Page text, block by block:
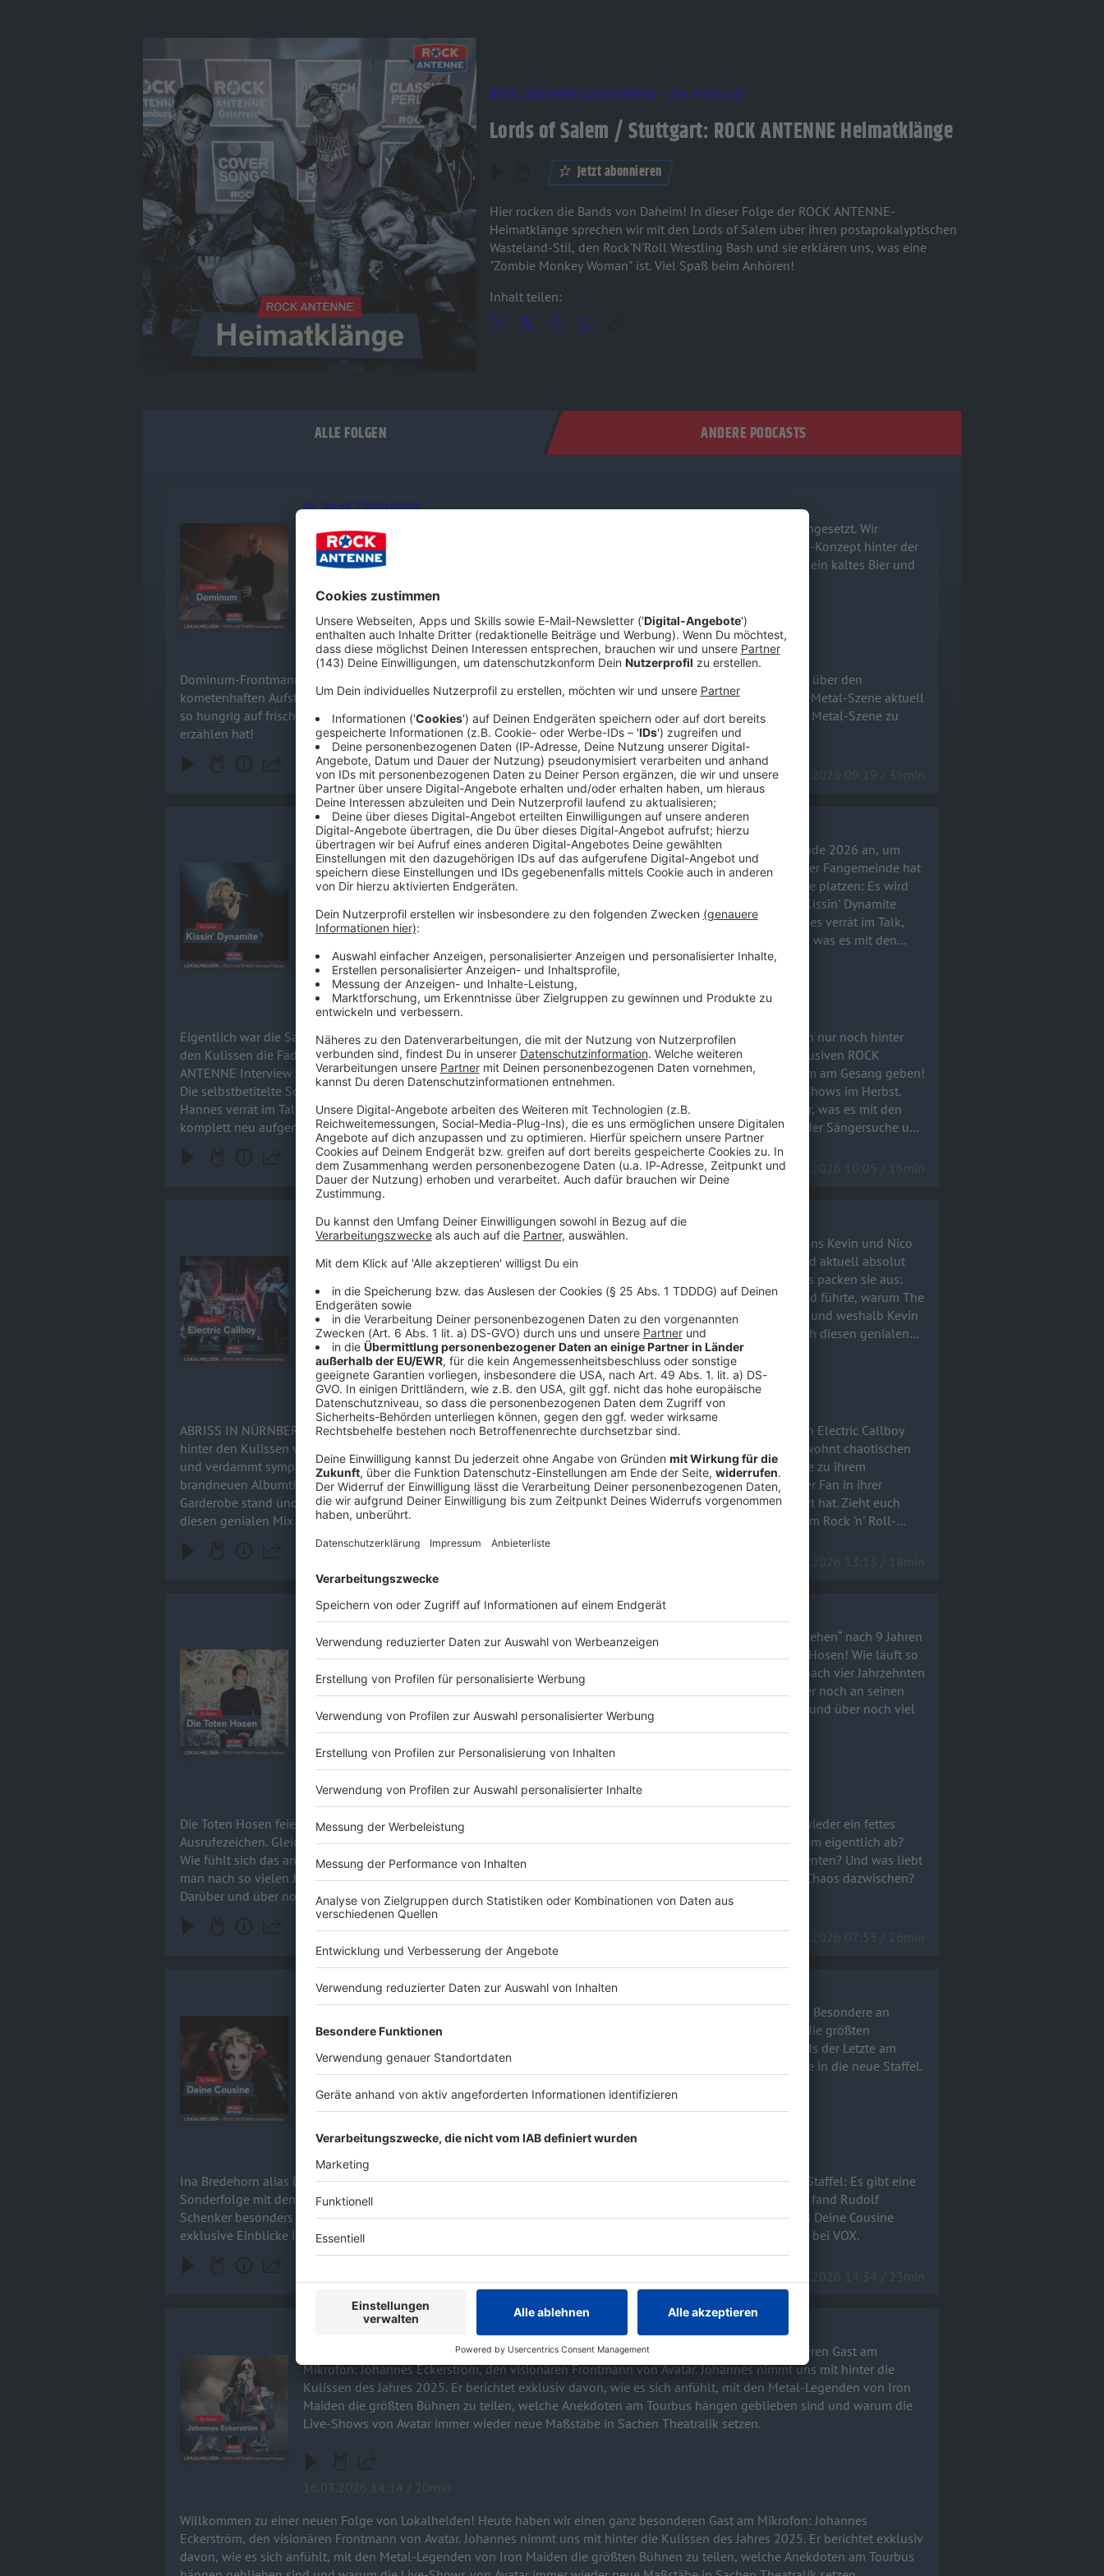
ROCK ANTENNE Lokalhelden - der Podcast!
Lords of Salem / Stuttgart: ROCK ANTENNE Heimatklänge
Jetzt abonnieren
Hier rocken die Bands von Daheim! In dieser Folge der ROCK ANTENNE-
Heimatklänge sprechen wir mit den Lords of Salem über ihren postapokalyptischen
Wasteland-Stil, den Rock'N'Roll Wrestling Bash und sie erklären uns, was eine
"Zombie Monkey Woman" ist. Viel Spaß beim Anhören!
Inhalt teilen:
ALLE FOLGEN ANDERE PODCASTS
Audiotitel - Dr. Dead / DOMINUM
Dr. Dead / DOMINUM
Dominum-Frontmann Felix Heldt hat sich im ROCK ANTENNE Interview mit uns zusammengesetzt. Wir
sprechen über den kometenhaften Aufstieg der Power-Metal-Zombies, das filmreife Horror-Konzept hinter der
Band und warum die Metal-Szene aktuell so hungrig auf frischen Wind ist. Schnappt euch ein kaltes Bier und
14.07.2026 09:19 / 35min
Dominum-Frontmann Felix Heldt hat sich im ROCK ANTENNE Interview mit uns zusammengesetzt. Wir sprechen über den
kometenhaften Aufstieg der Power-Metal-Zombies, das filmreife Horror-Konzept hinter der Band und warum die Metal-Szene aktuell
so hungrig auf frischen Wind ist. Schnappt euch ein kaltes Bier und checkt aus, was der „Dr. Dead“ der deutschen Metal-Szene zu
erzählen hat!
14.07.2026 09:19 / 35min
Audiotitel - Hannes Braun / KISSIN DYNAMITE
Hannes Braun / KISSIN DYNAMITE
Eigentlich war die Sache geritzt: Frontmann Hannes Braun kündigte seinen Ausstieg für Ende 2026 an, um
fortan nur noch hinter den Kulissen die Fäden zu ziehen. Doch der hundertfache Wunsch der Fangemeinde hat
alles verändert! Im exklusiven ROCK ANTENNE Interview lässt Hannes die absolute Bombe platzen: Es wird
erscheint am 18. September 2026 – pünktlich zu den fetten Arena-Shows im Herbst. Hannes verrät im Talk,
warum das Album eine emotionale Achterbahnfahrt inklusive echter Tränen im Studio war, was es mit den
komplett neu aufgenommenen Songs aus der Vor-Stimmbruch-Zeit auf sich hat und wie der aktuelle Stand bei
der Sängersuche und hochkarätigen Feature-Gästen (wie DragonForce oder Saltatio Mortis) aussieht. Macht
euch bereit für den ultimativen, stilvollen Abschiedsknaller. Rock 'n' Roll- Brotherhood vom Feinsten! 🤘
17.06.2026 10:05 / 15min
Eigentlich war die Sache geritzt: Frontmann Hannes Braun kündigte seinen Ausstieg für Ende 2026 an, um fortan nur noch hinter
den Kulissen die Fäden zu ziehen. Doch der hundertfache Wunsch der Fangemeinde hat alles verändert! Im exklusiven ROCK
ANTENNE Interview lässt Hannes die absolute Bombe platzen: Es wird noch ein allerletztes Studioalbum mit ihm am Gesang geben!
Die selbstbetitelte Scheibe Kissin' Dynamite erscheint am 18. September 2026 – pünktlich zu den fetten Arena-Shows im Herbst.
Hannes verrät im Talk, warum das Album eine emotionale Achterbahnfahrt inklusive echter Tränen im Studio war, was es mit den
komplett neu aufgenommenen Songs aus der Vor-Stimmbruch-Zeit auf sich hat und wie der aktuelle Stand bei der Sängersuche und
hochkarätigen Feature-Gästen (wie DragonForce oder Saltatio Mortis) aussieht. Macht euch bereit für den ultimativen, stilvollen
Abschiedsknaller. Rock 'n' Roll- Brotherhood vom Feinsten! 🤘
17.06.2026 10:05 / 15min
Audiotitel - Kevin Ratajczak & Nico Sallach / ELECTRIC CALLBOY
Kevin Ratajczak & Nico Sallach / ELECTRIC CALLBOY
ABRISS IN NÜRNBERG! Electric Callboy im exklusiven Rock im Park Interview! Wir haben uns Kevin und Nico
von Electric Callboy hinter den Kulissen von Rock im Park 2026 geschnappt! Die Jungs sind aktuell absolut
nicht zu bremsen. Im gewohnt chaotischen und verdammt sympathischen Real-Talk-Modus packen sie aus:
Wie ein einziger, trockener Spruch von Uke Bosse zu ihrem brandneuen Albumtitel Tanzneid führte, warum The
Offspring-Frontmann Dexter Holland plötzlich als glühender Fan in ihrer Garderobe stand und weshalb Kevin
die legendäre US-Venue Red Rocks im ersten Moment komplett unterschätzt hat. Zieht euch diesen genialen
Mix aus kreativer Zerstörung (inklusive Live-Malstunde auf unserem Interview-Zettel) und echtem Rock 'n'
Roll-Wahnsinn rein! Boxen aufdrehen und Abfahrt! 🤘
15.06.2026 13:13 / 18min
ABRISS IN NÜRNBERG! Electric Callboy im exklusiven Rock im Park Interview! Wir haben uns Kevin und Nico von Electric Callboy
hinter den Kulissen von Rock im Park 2026 geschnappt! Die Jungs sind aktuell absolut nicht zu bremsen. Im gewohnt chaotischen
und verdammt sympathischen Real-Talk-Modus packen sie aus: Wie ein einziger, trockener Spruch von Uke Bosse zu ihrem
brandneuen Albumtitel Tanzneid führte, warum The Offspring-Frontmann Dexter Holland plötzlich als glühender Fan in ihrer
Garderobe stand und weshalb Kevin die legendäre US-Venue Red Rocks im ersten Moment komplett unterschätzt hat. Zieht euch
diesen genialen Mix aus kreativer Zerstörung (inklusive Live-Malstunde auf unserem Interview-Zettel) und echtem Rock 'n' Roll-
Wahnsinn rein! Boxen aufdrehen und Abfahrt! 🤘
Audiotitel - Campino / DIE TOTEN HOSEN
Campino / DIE TOTEN HOSEN
Die Toten Hosen feiern 44 Jahre Bandgeschichte – und setzen mit „Trink aus! Wir müssen gehen“ nach 9 Jahren
wieder ein fettes Ausrufezeichen. Gleichzeitig ist es aber auch: das letzte Studioalbum der Hosen! Wie läuft so
ein Abschieds-Album eigentlich ab? Wie fühlt sich das an, wenn eine Ära zu Ende geht – nach vier Jahrzehnten
Lärm, Schweiß und Gänsehaut-Momenten? Und was liebt man nach so vielen Jahren immer noch an seinen
Bandkollegen – trotz Tour-Stress, Studio-Nächten und allem Chaos dazwischen? Darüber und über noch viel
mehr spricht Campino im exklusiven ROCK ANTENNE Lokalhelden-Interview!a
20.05.2026 07:55 / 26min
Die Toten Hosen feiern 44 Jahre Bandgeschichte – und setzen mit „Trink aus! Wir müssen gehen“ nach 9 Jahren wieder ein fettes
Ausrufezeichen. Gleichzeitig ist es aber auch: das letzte Studioalbum der Hosen! Wie läuft so ein Abschieds-Album eigentlich ab?
Wie fühlt sich das an, wenn eine Ära zu Ende geht – nach vier Jahrzehnten Lärm, Schweiß und Gänsehaut-Momenten? Und was liebt
man nach so vielen Jahren immer noch an seinen Bandkollegen – trotz Tour-Stress, Studio-Nächten und allem Chaos dazwischen?
Darüber und über noch viel mehr spricht Campino im exklusiven ROCK ANTENNE Lokalhelden-Interview!a
20.05.2026 07:55 / 26min
Audiotitel - Ina Bredehorn / DEINE COUSINE
Ina Bredehorn / DEINE COUSINE
Ina Bredehorn alias Deine Cousine ist bei der neuen Staffel "Sing meinen Song" dabei! Das Besondere an
dieser Staffel: Es gibt eine Sonderfolge mit den Scorpions als Special-Guests! Was waren die größten
Herausforderungen? Welchen Auftritt fand Rudolf Schenker besonders gut? Wer war abends der Letzte am
Tresen? Im ROCK ANTENNE Hamburg Interview gibt uns Deine Cousine exklusive Einblicke in die neue Staffel.
15.04.2026 14:34 / 23min
Ina Bredehorn alias Deine Cousine ist bei der neuen Staffel "Sing meinen Song" dabei! Das Besondere an dieser Staffel: Es gibt eine
Sonderfolge mit den Scorpions als Special-Guests! Was waren die größten Herausforderungen? Welchen Auftritt fand Rudolf
Schenker besonders gut? Wer war abends der Letzte am Tresen? Im ROCK ANTENNE Hamburg Interview gibt uns Deine Cousine
exklusive Einblicke in die neue Staffel. Sing meinen Song - Das Tauschkonzert startet am 14. April um 20:15 Uhr bei VOX.
Audiotitel - Johannes Eckerström / Avatar
Willkommen zu einer neuen Folge von Lokalhelden! Heute haben wir einen ganz besonderen Gast am
Mikrofon: Johannes Eckerström, den visionären Frontmann von Avatar. Johannes nimmt uns mit hinter die
Kulissen des Jahres 2025. Er berichtet exklusiv davon, wie es sich anfühlt, mit den Metal-Legenden von Iron
Maiden die größten Bühnen zu teilen, welche Anekdoten am Tourbus hängen geblieben sind und warum die
Live-Shows von Avatar immer wieder neue Maßstäbe in Sachen Theatralik setzen.
Willkommen zu einer neuen Folge von Lokalhelden! Heute haben wir einen ganz besonderen Gast am Mikrofon: Johannes
Eckerström, den visionären Frontmann von Avatar. Johannes nimmt uns mit hinter die Kulissen des Jahres 2025. Er berichtet exklusiv
davon, wie es sich anfühlt, mit den Metal-Legenden von Iron Maiden die größten Bühnen zu teilen, welche Anekdoten am Tourbus